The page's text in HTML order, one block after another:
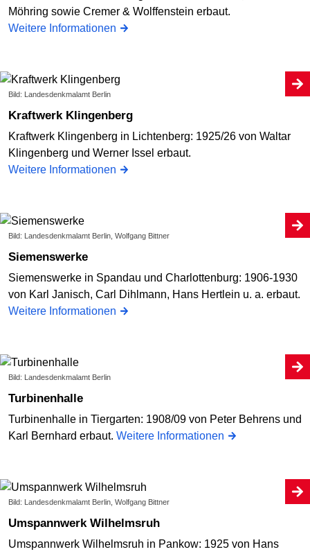
Möhring sowie Cremer & Wolffenstein erbaut.
Weitere Informationen
Bild: Landesdenkmalamt Berlin
Kraftwerk Klingenberg
Kraftwerk Klingenberg in Lichtenberg: 1925/26 von Waltar
Klingenberg und Werner Issel erbaut.
Weitere Informationen
Bild: Landesdenkmalamt Berlin, Wolfgang Bittner
Siemenswerke
Siemenswerke in Spandau und Charlottenburg: 1906-1930
von Karl Janisch, Carl Dihlmann, Hans Hertlein u. a. erbaut.
Weitere Informationen
Bild: Landesdenkmalamt Berlin
Turbinenhalle
Turbinenhalle in Tiergarten: 1908/09 von Peter Behrens und
Karl Bernhard erbaut. Weitere Informationen
Bild: Landesdenkmalamt Berlin, Wolfgang Bittner
Umspannwerk Wilhelmsruh
Umspannwerk Wilhelmsruh in Pankow: 1925 von Hans